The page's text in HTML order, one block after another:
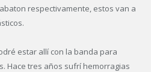
respectivamente, estos van a
estar allí con la banda para
Hace tres años sufrí hemorragias